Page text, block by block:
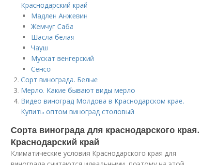
Краснодарский край
Мадлен Анжевин
Жемчуг Саба
Шасла белая
Чауш
Мускат венгерский
Сенсо
Сорт винограда. Белые
Мерло. Какие бывают виды мерло
Видео виноград Молдова в Краснодарском крае.
Купить оптом виноград столовый
Сорта винограда для краснодарского края.
Краснодарский край
Климатические условия Краснодарского края для